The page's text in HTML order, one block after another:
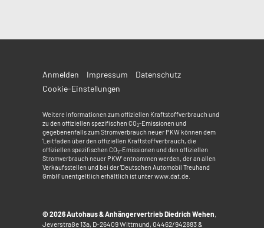
Anmelden Impressum
Datenschutz
Cookie-Einstellungen
Weitere Informationen zum offiziellen Kraftstoffverbrauch und
zu den offiziellen spezifischen CO2-Emissionen und
gegebenenfalls zum Stromverbrauch neuer PKW können dem
'Leitfaden über den offiziellen Kraftstoffverbrauch, die
offiziellen spezifischen CO2-Emissionen und den offiziellen
Stromverbrauch neuer PKW' entnommen werden, der an allen
Verkaufsstellen und bei der 'Deutschen Automobil Treuhand
GmbH' unentgeltlich erhältlich ist unter www.dat.de.
© 2026 Autohaus & Anhängervertrieb Diedrich Wehen
Jeverstraße 13a D-26409Wittmund, 04462/942883 &